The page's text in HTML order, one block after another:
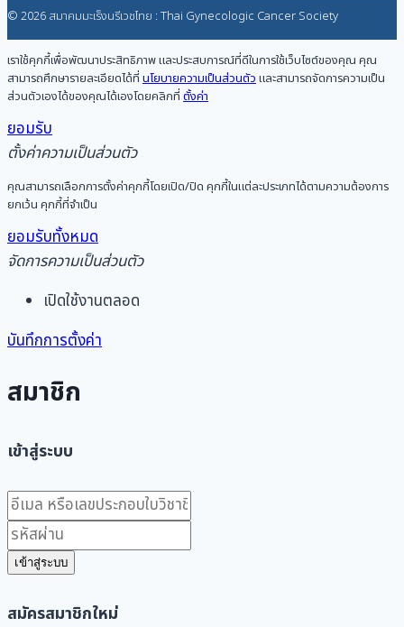
© 2026 สมาคมมะเร็งนรีเวชไทย : Thai Gynecologic Cancer Society
เราใช้คุกกี้เพื่อพัฒนาประสิทธิภาพ และประสบการณ์ที่ดีในการใช้เว็บไซต์ของคุณ คุณ
สามารถศึกษารายละเอียดได้ที่ นโยบายความเป็นส่วนตัว และสามารถจัดการความเป็น
ส่วนตัวเองได้ของคุณได้เองโดยคลิกที่ ตั้งค่า
ยอมรับ
ตั้งค่าความเป็นส่วนตัว
คุณสามารถเลือกการตั้งค่าคุกกี้โดยเปิด/ปิด คุกกี้ในแต่ละประเภทได้ตามความต้องการ
ยกเว้น คุกกี้ที่จำเป็น
ยอมรับทั้งหมด
จัดการความเป็นส่วนตัว
เปิดใช้งานตลอด
บันทึกการตั้งค่า
สมาชิก
เข้าสู่ระบบ
เข้าสู่ระบบ
สมัครสมาชิกใหม่